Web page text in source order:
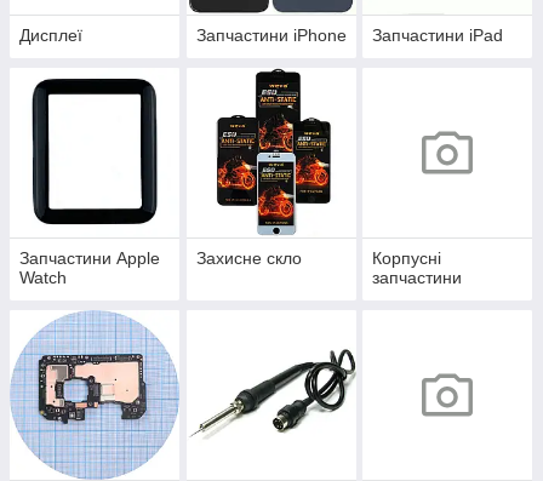
Дисплеї Запчастини iPhone Запчастини iPad
Запчастини Apple
Watch
Захисне скло
Корпусні
запчастини